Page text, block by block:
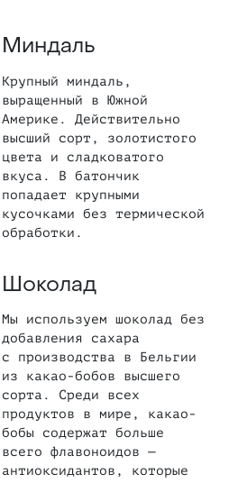
Миндаль
Крупный миндаль,
выращенный в Южной
Америке. Действительно
высший сорт, золотистого
цвета и сладковатого
вкуса. В батончик
попадает крупными
кусочками без термической
обработки.
Шоколад
Мы используем шоколад без
добавления сахара
с производства в Бельгии
из какао-бобов высшего
сорта. Среди всех
продуктов в мире, какао-
бобы содержат больше
всего флавоноидов —
антиоксидантов, которые